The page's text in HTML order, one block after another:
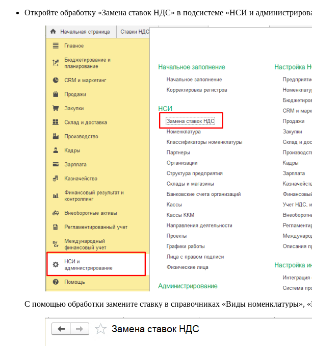
Откройте обработку «Замена ставок НДС» в подсистеме «НСИ и
С помощью обработки замените ставку в справочниках «Виды номенклатуры»,